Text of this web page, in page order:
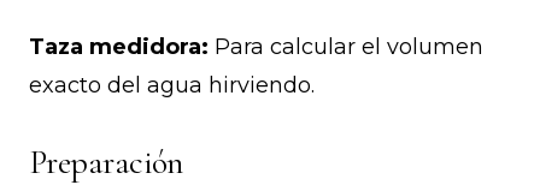
Taza medidora: Para calcular el volumen
exacto del agua hirviendo.
Preparación